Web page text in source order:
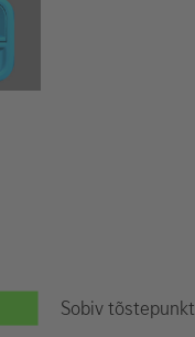
Sobiv tõstepunkt